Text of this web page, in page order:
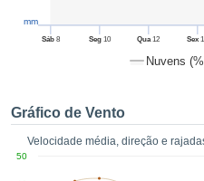
a
o
no
como
Nuvens
Sáb8 Seg10 Qua12 Sex
mm
Gráfico de Vento
Velocidade média, direção e
50